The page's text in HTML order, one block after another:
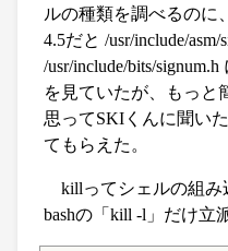
ルの種類を調べるのに
4.5だと /usr/include/asm/
/usr/include/bits/
を見ていたが、もっと
思ってSKIくんに聞い
てもらえた。
killってシェルの組み
bashの「kill -l」だけ立